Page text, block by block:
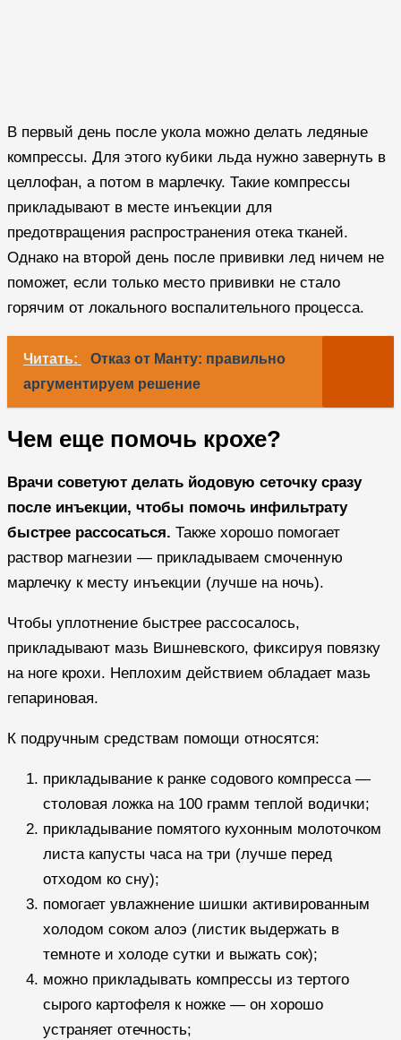
В первый день после укола можно делать ледяные
компрессы. Для этого кубики льда нужно завернуть в
целлофан, а потом в марлечку. Такие компрессы
прикладывают в месте инъекции для
предотвращения распространения отека тканей.
Однако на второй день после прививки лед ничем не
поможет, если только место прививки не стало
горячим от локального воспалительного процесса.
Читать:
Отказ от Манту: правильно
аргументируем решение
Чем еще помочь крохе?
Врачи советуют делать йодовую сеточку сразу
после инъекции, чтобы помочь инфильтрату
быстрее рассосаться. Также хорошо помогает
раствор магнезии — прикладываем смоченную
марлечку к месту инъекции (лучше на ночь).
Чтобы уплотнение быстрее рассосалось,
прикладывают мазь Вишневского, фиксируя повязку
на ноге крохи. Неплохим действием обладает мазь
гепариновая.
К подручным средствам помощи относятся:
прикладывание к ранке содового компресса —
столовая ложка на 100 грамм теплой водички;
прикладывание помятого кухонным молоточком
листа капусты часа на три (лучше перед
отходом ко сну);
помогает увлажнение шишки активированным
холодом соком алоэ (листик выдержать в
темноте и холоде сутки и выжать сок);
можно прикладывать компрессы из тертого
сырого картофеля к ножке — он хорошо
устраняет отечность;